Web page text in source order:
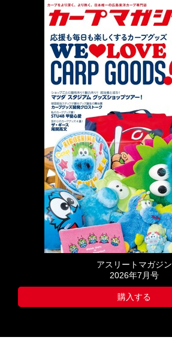
アスリートマガジン
2026年7月号
購入する